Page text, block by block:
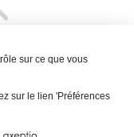
sur ce que vous
sur le lien 'Préférences